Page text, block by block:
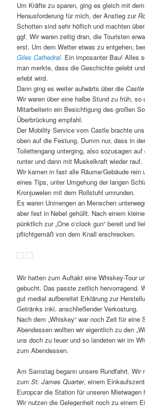
Um Kräfte zu sparen, ging es gleich mit
Herausforderung für mich, der Anstieg zur
Schotten sind sehr höflich und machten
ggf. Wir waren zeitig dran, die Touristen
erst. Um dem Wetter etwas zu entgehen,
Giles Cathedral. Ein imposanter Bau! Alles
man merkte, dass die Geschichte gelebt
erlebt wird.
Dann ging es weiter aufwärts über die
Wir waren über eine halbe Stund zu früh, so
Mitarbeiterin ein Besichtigung des großen
Überbrückung empfahl.
Der Mobility Service vom Castle brachte
oben auf die Festung. Dumm nur, dass in
Toilettengang unterging, also sozusagen
runter und dann mit Muskelkraft wieder rauf.
Wir kamen in fast alle Räume/Gebäude rein
eines Tips, unter Umgehung der langen
Kronjuwelen mit dem Rollstuhl umrunden.
Es waren Unmengen an Menschen
aber fest in Nebel gehüllt. Nach einem
pünktlich zur „One o‘clock gun“ bereit und
pflichtgemäß von dem Knall erschrecken.
Wir hatten zum Auftakt eine Whiskey-Tour
gebucht. Das passte zeitlich hervorragend.
gut medial aufbereitet Erklärung zur
Getränks inkl. anschließender Verkostung.
Nach dem „Whiskey“ war noch Zeit für eine
Abendessen wollten wir eigentlich zu den
uns doch zu teuer und so landeten wir im
zum Abendessen.
Am Samstag begann unsere Rundfahrt. Wir
zumSt. James Quarter, einem
Europcar die Station für unseren Mietwagen
Wir nutzen die Gelegenheit noch zu einem